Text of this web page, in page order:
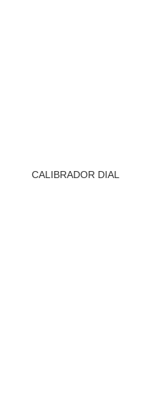
CALIBRADOR DIAL